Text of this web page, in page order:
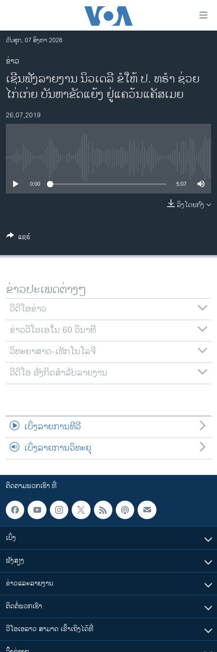
ເຂົ້າ
ຫາ
ຂ້າມ
ຂ້າມ
ຂ້າມ
ຫາ
ຊອກ
ອາເມຣິກາ
ການເລືອກຕັ້ງ ປະທານາທີບໍດີ ສະຫະລັດ 2024
ຂ່າວ​ຈີນ
ຊີວິດຊາວລາວ
ທຸລະກິດ
ພາສາອັງກິດ
ສຽງ
ລາຍການກະຈາຍສຽງ
ລາຍງານ
ຕິດຕາມພວກເຮົາ ທີ່
ພາສາຕ່າງໆ
ວັນສຸກ, 07 ສິງຫາ 2026
ຂ່າວ
​ເຊີນ​ຟັງ​ລາຍ​ງານ ນິວ​ເດ​ລີ ຂໍ​ໃຫ້​ ປ. ທ​ຣຳ ຊ່ວຍ​
ໄກ່​ເກ່ຍ ​ບັ​ນ​ຫາຂັດ​ແຍ້ງ ຢູ່ແຄວ້ນ​ແຄັ​ສ​ເມຍ
26,07,2019
0:00 5:07
ລິງໂດຍກົງ
ແຊຣ໌
ຂ່າວປະເພດຕ່າງໆ
ວີດີໂອຂ່າວ
ຂ່າວວີໂອເອໃນ 60 ວິນາທີ
ວິທະຍາສາດ-ເທັກໂນໂລຈີ
ວີດີໂອ ອັງກິດສຳລັບລາຍງານ
ເບິ່ງລາຍການທີວີ
ເບິ່ງລາຍການວິທະຍຸ
ຕິດຕາມພວກເຮົາ ທີ່
ເບິ່ງ
ຟັງສຽງ
ຂ່າວແລະລາຍງານ
ຕິດຕໍ່ພວກເຮົາ
ວີໂອເອລາວ ສາມາດ ເຂົ້າເຖິງໄດ້ທີ່